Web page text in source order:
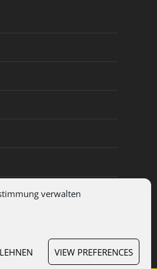
verwalten
VIEW PREFERENCES